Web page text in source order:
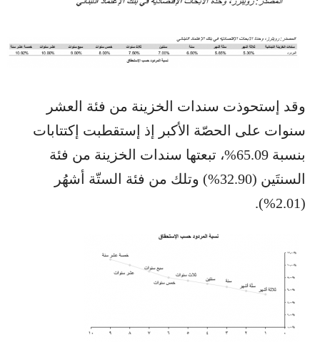
وقد إستحوذت سندات الخزينة من فئة العشر
سنوات على الحصّة الأكبر إذ إستقطبت إكتتابات
بنسبة 65.09%، تبعتها سندات الخزينة من فئة
السنتَين (32.90%) وتلك من فئة الستّة أشهُر
(2.01%).